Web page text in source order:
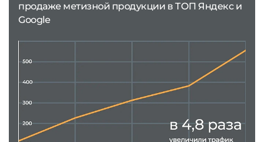
продаже метизной продукции в ТОП Яндекс и
Google